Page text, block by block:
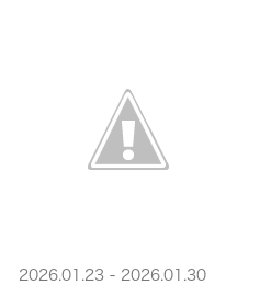
2026.01.23 - 2026.01.30